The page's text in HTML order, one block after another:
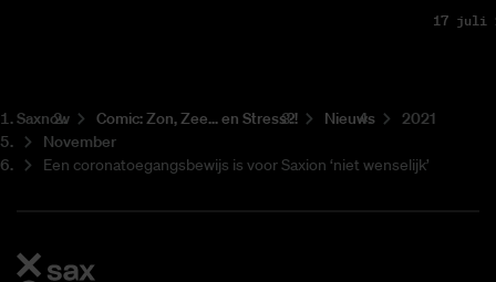
17 juli
Saxnow Co­mic: Zon, Zee... en Stress?! Nieuws
2021
November
Een coronatoegangsbewijs is voor Saxion ‘niet wenselijk’